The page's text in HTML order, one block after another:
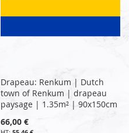
Drapeau: Renkum | Dutch
town of Renkum | drapeau
paysage | 1.35m² | 90x150cm
66,00 €